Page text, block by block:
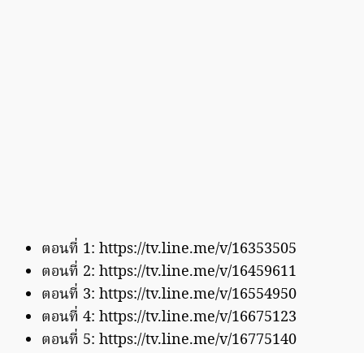
ตอนที่ 1: https://tv.line.me/v/16353505
ตอนที่ 2: https://tv.line.me/v/16459611
ตอนที่ 3: https://tv.line.me/v/16554950
ตอนที่ 4: https://tv.line.me/v/16675123
ตอนที่ 5: https://tv.line.me/v/16775140